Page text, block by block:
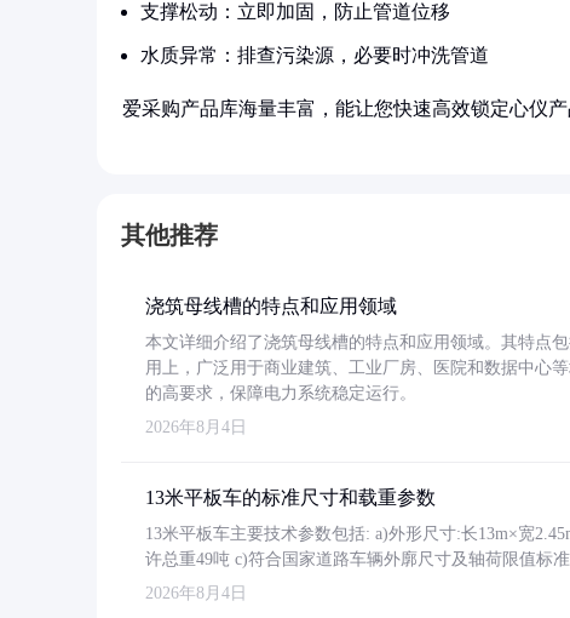
支撑松动：立即加固，防止管道位移
水质异常：排查污染源，必要时冲洗管道
爱采购产品库海量丰富，能让您快速高效锁定心仪
其他推荐
浇筑母线槽的特点和应用领域
本文详细介绍了浇筑母线槽的特点和应用领域。其特点
用上，广泛用于商业建筑、工业厂房、医院和数据中心
的高要求，保障电力系统稳定运行。
2026年8月4日
13米平板车的标准尺寸和载重参数
13米平板车主要技术参数包括: a)外形尺寸:长13m×宽
许总重49吨 c)符合国家道路车辆外廓尺寸及轴荷限值标准
2026年8月4日